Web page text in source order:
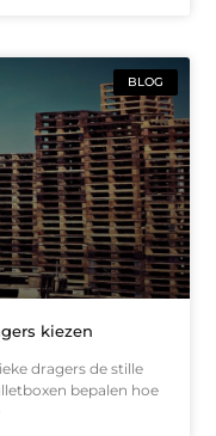
BLOG
kiezen
dragers de stille
bepalen hoe